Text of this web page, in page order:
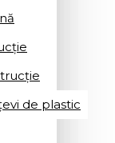
de plastic